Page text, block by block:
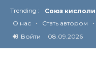
Trending :
Союз
Соглашение
Технология
О нас • Стать автором •
Войти
08.09.2026